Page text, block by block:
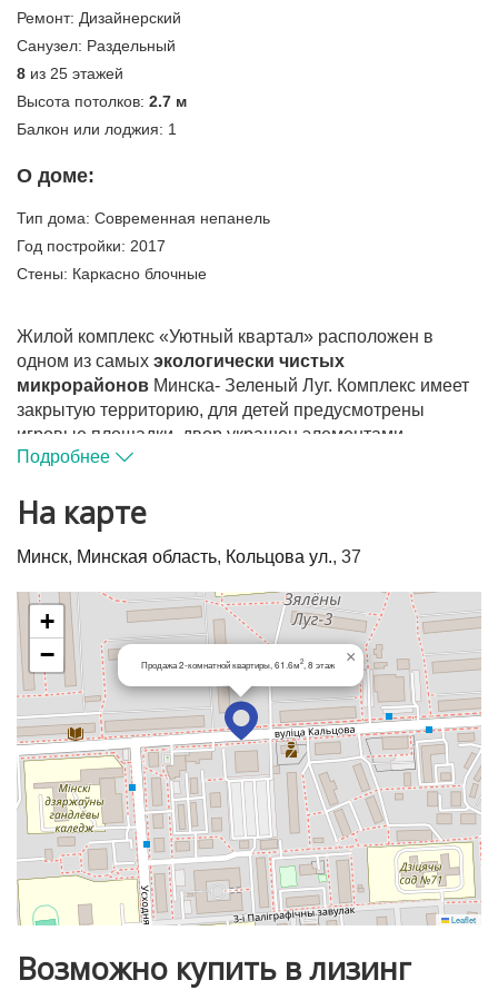
Ремонт: Дизайнерский
Санузел: Раздельный
8 из 25 этажей
Высота потолков: 2.7 м
Балкон или лоджия: 1
О доме:
Тип дома: Современная непанель
Год постройки: 2017
Стены: Каркасно блочные
Жилой комплекс «Уютный квартал» расположен в
одном из самых экологически чистых
микрорайонов Минска- Зеленый Луг. Комплекс имеет
закрытую территорию, для детей предусмотрены
игровые площадки, двор украшен элементами
ландшафтного дизайна. На первых этажах домов есть
инфраструктуры.
Квартира с ремонтом, готова к проживанию.
Металлическая входная дверь.
По периметру дома установлено видеонаблюдение.
Тихий двор. Парковка со шлагбаумом для жильцов
дома.
Отличное транспортное сообщение.
В шаговой доступности вся инфраструктура: банки,
круглосуточная аптека, магазины, детские сады, школы,
гимназия, детская и взрослая поликлиника.ТРЦ
Экпобел.
Рядом Цнянское водохранилище и Севастопольский
парк, есть где отдохнуть и заняться спортом.
Прямая продажа.
Подробнее
На карте
Минск, Минская область, Кольцова ул., 37
Продажа 2-комнатной квартиры, 61.6м2 , 8 этаж ×
+
−
Leaflet
Возможно купить в лизинг